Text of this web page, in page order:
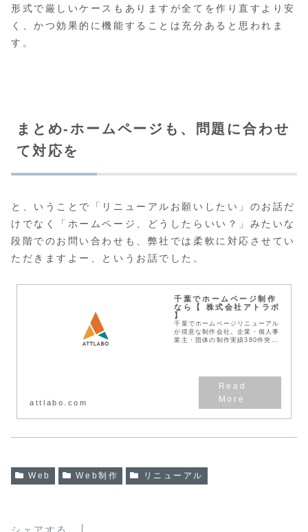
形式で厳しいケースもありますが全てを作り直すより安
く、かつ効果的に機能することは充分あると思われま
す。
まとめ-ホームページも、問題に合わせ
て対応を
と、いうことで「リニューアルお願いしたい」のお話だ
けでなく「ホームページ、どうしたらいい？」みたいな
段階でのお問い合わせも、弊社では柔軟に対応させてい
ただきますよー、というお話でした。
千葉でホームページ制作
なら【 株式会社アトラボ
】
千葉でホームページリニューアル
が得意な制作会社。企業・個人事
業主・団体の制作実績380件突
attlabo.com
Web Web制作 リニューアル
シェアする